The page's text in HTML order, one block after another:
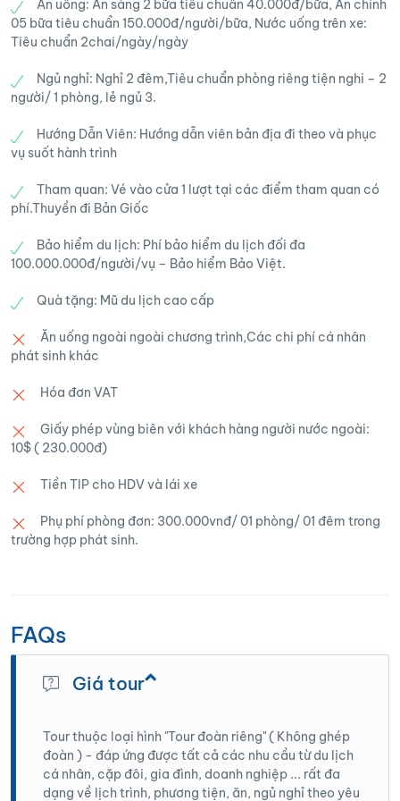
nước kỳ vĩ nhất thế giới.Kỳ quan Thác Bản
Giốc – 1 trong 4 thác nước hùng vĩ nhất thế
Trưa: Đoàn ăn trưa tại Bản Giốc
Chiều: Tham quan “Động Ngườm Ngao” –
Động Ngườm Ngao theo tiếng Tày có nghĩa là
động Hổ; động được phát hiện năm 1921.
với chiều dài trên 2.000m.
Tối: Dùng bữa tối và nghỉ đêm tại Bản Giốc
Quốc Toản huyện Trà Lĩnh, với vẻ đẹp thiên
nhiên hùng vỹ, hoang sơ, mới được phát hiện
nhưng đã thu hút rất nhiều du khách tham
quan, khám phá. Tìm hiểu văn hóa dân tộc Tày
– Nùng ở Cao Bằng.
Trưa: Dùng bữa trưa tại T.p Cao Bằng
Chiều : Đoàn khởi hành về Hà Nội, 19h00,
đoàn có mặt tại Hà Nội , kết thúc lịch trình
3N2Đ
Ăn uống: Ăn sáng 2 bữa tiêu chuẩn 40.000đ/bữa, Ăn chính
05 bữa tiêu chuẩn 150.000đ/người/bữa, Nước uống trên xe:
Tiêu chuẩn 2chai/ngày/ngày
Ngủ nghỉ: Nghỉ 2 đêm,Tiêu chuẩn phòng riêng tiện nghi – 2
người/ 1 phòng, lẻ ngủ 3.
Hướng Dẫn Viên: Hướng dẫn viên bản địa đi theo và phục
vụ suốt hành trình
Tham quan: Vé vào cửa 1 lượt tại các điểm tham quan có
phí.Thuyền đi Bản Giốc
Bảo hiểm du lịch: Phí bảo hiểm du lịch đối đa
100.000.000đ/người/vụ – Bảo hiểm Bảo Việt.
Quà tặng: Mũ du lịch cao cấp
Ăn uống ngoài ngoài chương trình,Các chi phí cá nhân
phát sinh khác
Hóa đơn VAT
Giấy phép vùng biên với khách hàng người nước ngoài:
10$ ( 230.000đ)
Tiền TIP cho HDV và lái xe
Phụ phí phòng đơn: 300.000vnđ/ 01 phòng/ 01 đêm trong
trường hợp phát sinh.
FAQs
Giá tour
Tour thuộc loại hình "Tour đoàn riêng" ( Không ghép
đoàn ) - đáp ứng được tất cả các nhu cầu từ du lịch
cá nhân, cặp đôi, gia đình, doanh nghiệp ... rất đa
dạng về lịch trình, phương tiện, ăn, ngủ nghỉ theo yêu